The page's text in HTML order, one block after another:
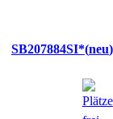
SB207884SI* neu